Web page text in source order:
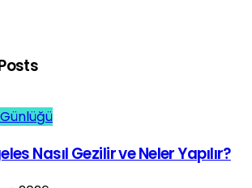
Nasıl Gezilir ve Neler Yapılır?